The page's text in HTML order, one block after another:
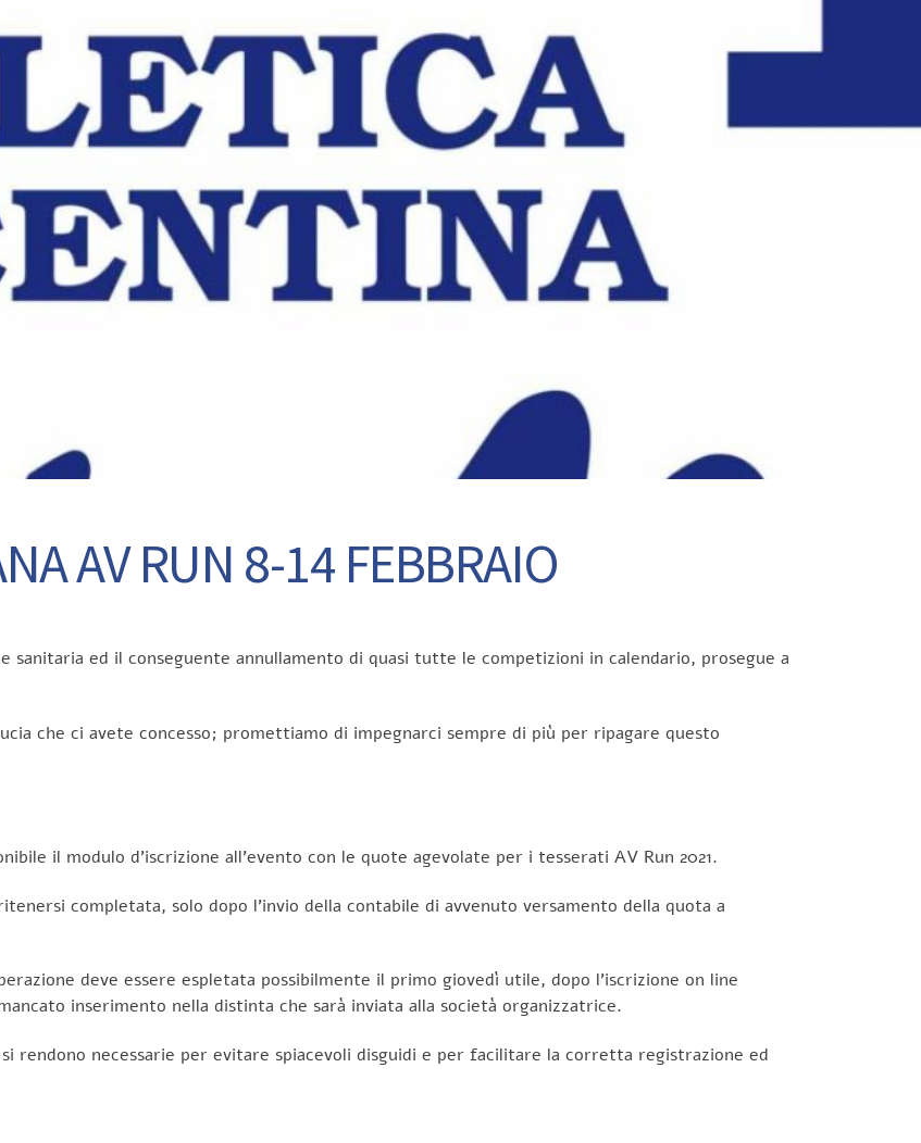
AV RUN 8-14 FEBBRAIO
sanitaria ed il conseguente annullamento di quasi tutte le competizioni in calendario, prosegue a
che ci avete concesso; promettiamo di impegnarci sempre di più per ripagare questo
il modulo d’iscrizione all’evento con le quote agevolate per i tesserati AV Run 2021.
completata, solo dopo l’invio della contabile di avvenuto versamento della quota a
deve essere espletata possibilmente il primo giovedì utile, dopo l’iscrizione on line
inserimento nella distinta che sarà inviata alla società organizzatrice.
rendono necessarie per evitare spiacevoli disguidi e per facilitare la corretta registrazione ed